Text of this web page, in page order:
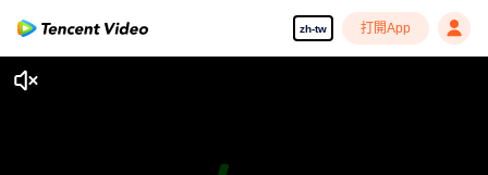
zh-tw 打開App